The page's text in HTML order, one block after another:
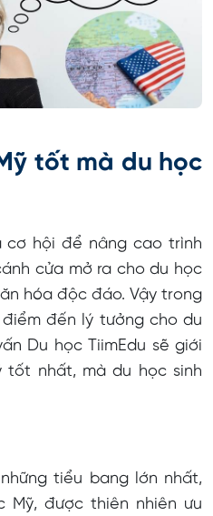
tốt mà du học
hội để nâng cao trình
cửa mở ra cho du học
hóa độc đáo. Vậy trong
đến lý tưởng cho du
Du học TiimEdu sẽ giới
tốt nhất, mà du học sinh
tiểu bang lớn nhất,
Mỹ, được thiên nhiên ưu